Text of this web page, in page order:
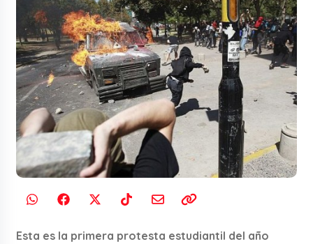
Esta es la primera protesta estudiantil del año